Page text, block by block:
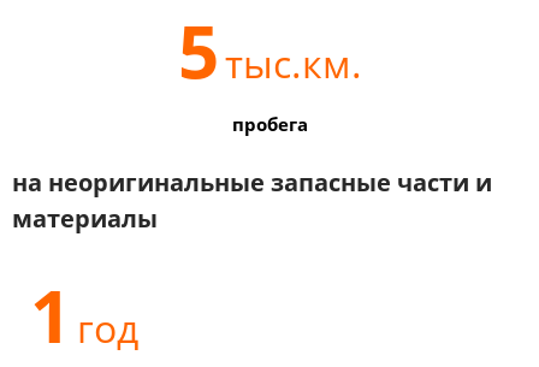
5тыс.км.
пробега
на неоригинальные запасные части и
материалы
1 год